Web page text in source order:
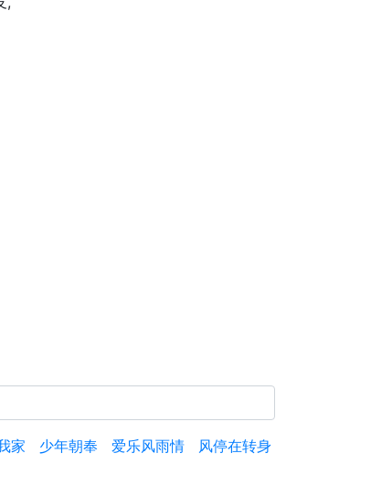
家 少年朝奉 爱乐风雨情
风停在转身